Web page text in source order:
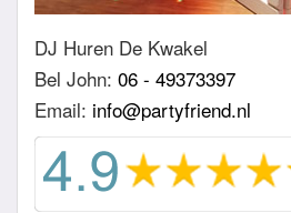
DJ Huren De Kwakel
Bel John: 06 - 49373397
Email: info@partyfriend.nl